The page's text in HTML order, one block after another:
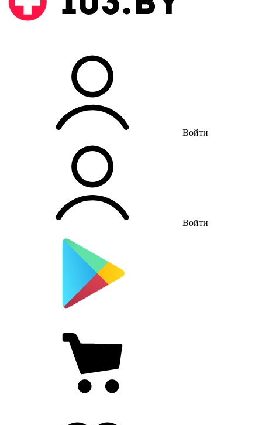
Войти
Войти